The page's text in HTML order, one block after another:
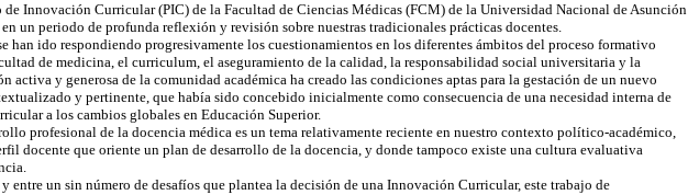
de Innovación Curricular (PIC) de la Facultad de Ciencias Médicas (FCM) de la Universidad Nacional de Asunción
un periodo de profunda reflexión y revisión sobre nuestras tradicionales prácticas docentes.
han ido respondiendo progresivamente los cuestionamientos en los diferentes ámbitos del proceso formativo
de medicina, el curriculum, el aseguramiento de la calidad, la responsabilidad social universitaria y la
activa y generosa de la comunidad académica ha creado las condiciones aptas para la gestación de un nuevo
y pertinente, que había sido concebido inicialmente como consecuencia de una necesidad interna de
a los cambios globales en Educación Superior.
profesional de la docencia médica es un tema relativamente reciente en nuestro contexto político-académico,
docente que oriente un plan de desarrollo de la docencia, y donde tampoco existe una cultura evaluativa
entre un sin número de desafíos que plantea la decisión de una Innovación Curricular, este trabajo de